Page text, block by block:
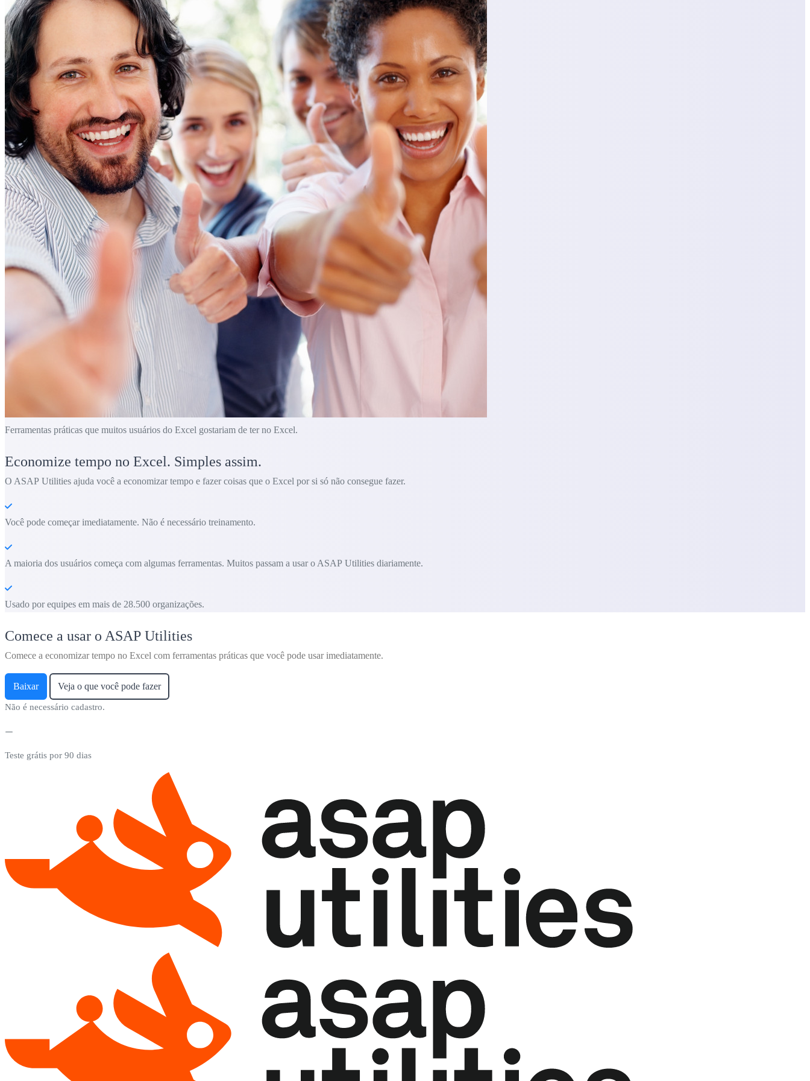
Ferramentas práticas que muitos usuários do Excel gostariam de ter no Excel.
Economize tempo no Excel. Simples assim.
O ASAP Utilities ajuda você a economizar tempo e fazer coisas que o Excel por si só não consegue fazer.
Você pode começar imediatamente. Não é necessário treinamento.
A maioria dos usuários começa com algumas ferramentas. Muitos passam a usar o ASAP Utilities diariamente.
Usado por equipes em mais de 28.500 organizações.
Comece a usar o ASAP Utilities
Comece a economizar tempo no Excel com ferramentas práticas que você pode usar imediatamente.
Baixar Veja o que você pode fazer
Não é necessário cadastro.
Teste grátis por 90 dias